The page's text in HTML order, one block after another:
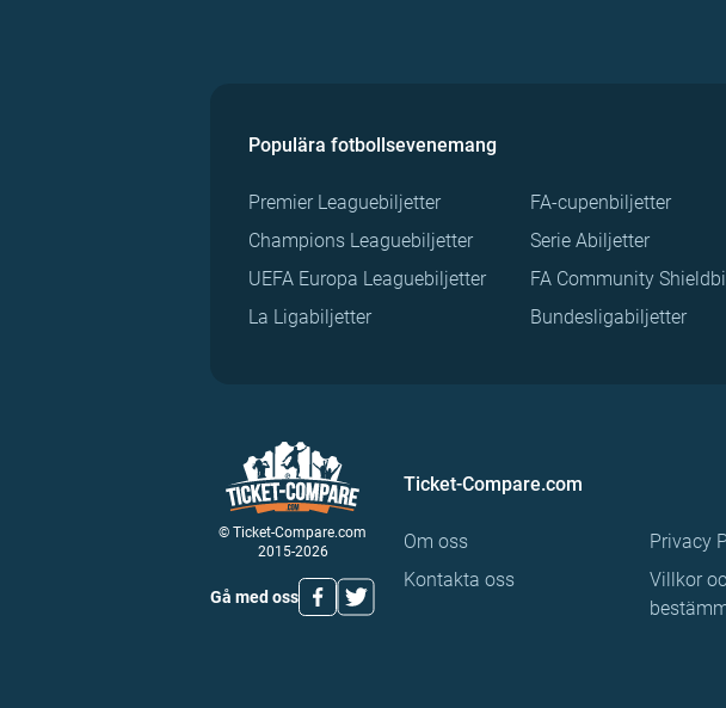
Populära fotbollsevenemang
Premier Leaguebiljetter
Champions Leaguebiljetter
UEFA Europa Leaguebiljetter
La Ligabiljetter
FA-cupenbiljetter
Serie Abiljetter
FA Community
Bundesligabiljetter
© Ticket-Compare.com
2015-2026
Gå med oss
Ticket-Compare.com
Om oss
Kontakta oss
Privacy
Villkor